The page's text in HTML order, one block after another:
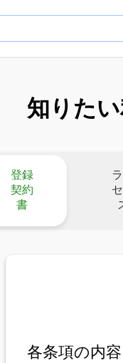
知りた
登録
契約
書
各条項の内